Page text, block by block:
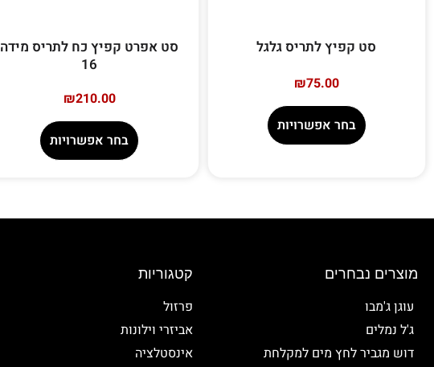
סט קפיץ לתריס גלגל
₪75.00
בחר אפשרויות
סט אפרט קפיץ כח לתריס מידה
16
₪210.00
בחר אפשרויות
מוצרים נבחרים
עוגן ג'מבו
ג'ל נמלים
דוש מגביר לחץ מים למקלחת
קטגוריות
פרזול
אביזרי וילונות
אינסטלציה